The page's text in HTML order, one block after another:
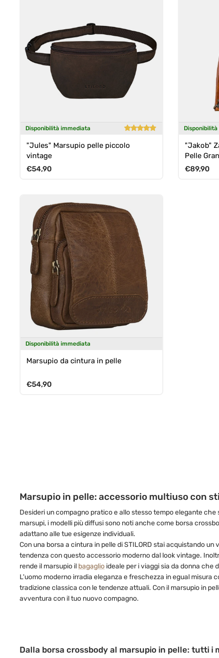
Disponibilità immediata
"Jules" Marsupio pelle piccolo
vintage
Prezzo normale
€54,90
"Jakob"
Pelle
Tasca
Prezzo
€89,90
Disponibilità immediata
Marsupio da cintura in pelle
Prezzo normale
€54,90
Marsupio in pelle: accessorio multiuso con
Desideri un compagno pratico e allo stesso tempo elegante
marsupi, i modelli più diffusi sono noti anche come borsa
adattano alle tue esigenze individuali.
Con una borsa a cintura in pelle di STILORD stai acquistando
tendenza con questo accessorio moderno dal look vintage.
rende il marsupio il bagaglio ideale per i viaggi sia da donna che
L'uomo moderno irradia eleganza e freschezza in egual misura
tradizione classica con le tendenze attuali. Con il marsupio in
avventura con il tuo nuovo compagno.
Dalla borsa crossbody al marsupio in pelle: tutti i